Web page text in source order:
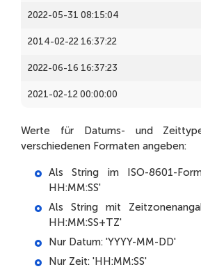
2022-05-31 08:15:04
2014-02-22 16:37:22
2022-06-16 16:37:23
2021-02-12 00:00:00
Werte für Datums- und
verschiedenen Formaten angeben:
Als String im ISO-8601-
HH:MM:SS'
Als String mit
HH:MM:SS+TZ'
Nur Datum: 'YYYY-MM-DD'
Nur Zeit: 'HH:MM:SS'